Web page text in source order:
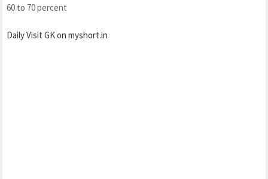
60 to 70 percent
Daily Visit GK on myshort.in